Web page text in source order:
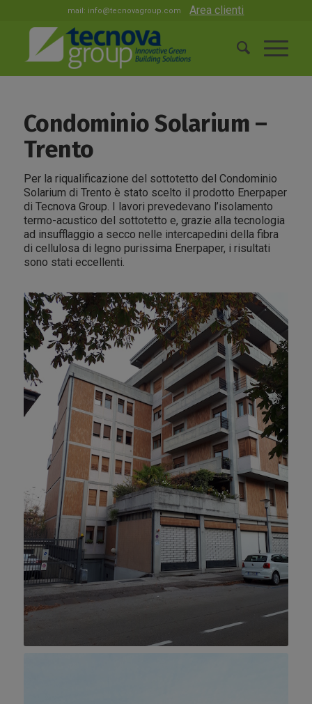
mail: info@tecnovagroup.com Area clienti
Condominio Solarium –
Trento
Per la riqualificazione del sottotetto del Condominio
Solarium di Trento è stato scelto il prodotto Enerpaper
di Tecnova Group. I lavori prevedevano l’isolamento
termo-acustico del sottotetto e, grazie alla tecnologia
ad insufflaggio a secco nelle intercapedini della fibra
di cellulosa di legno purissima Enerpaper, i risultati
sono stati eccellenti.